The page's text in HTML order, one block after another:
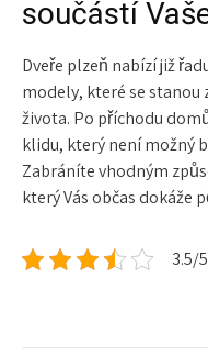
součástí
Dveře plzeň nabízí již
modely, které se stanou
života. Po příchodu
klidu, který není možný
Zabráníte vhodným
který Vás občas dokáže
3.5/